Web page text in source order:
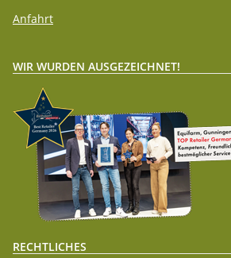
Anfahrt
WIR WURDEN AUSGEZEICHNET!
RECHTLICHES